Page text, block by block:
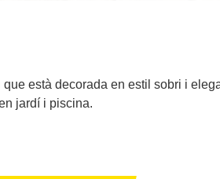
està decorada en estil sobri i
jardí i piscina.